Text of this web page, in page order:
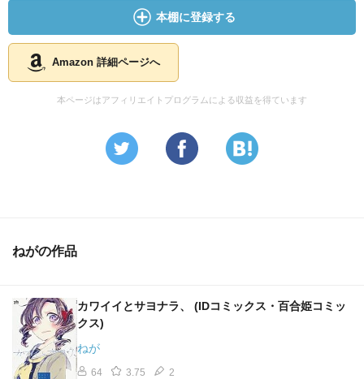
本棚に登録する
Amazon 詳細ページへ
本ページはアフィリエイトプログラムによる収益を得ています
ねがの作品
カワイイとサヨナラ、 (IDコミックス・百合姫コミッ
クス)
ねが
64 3.75 2